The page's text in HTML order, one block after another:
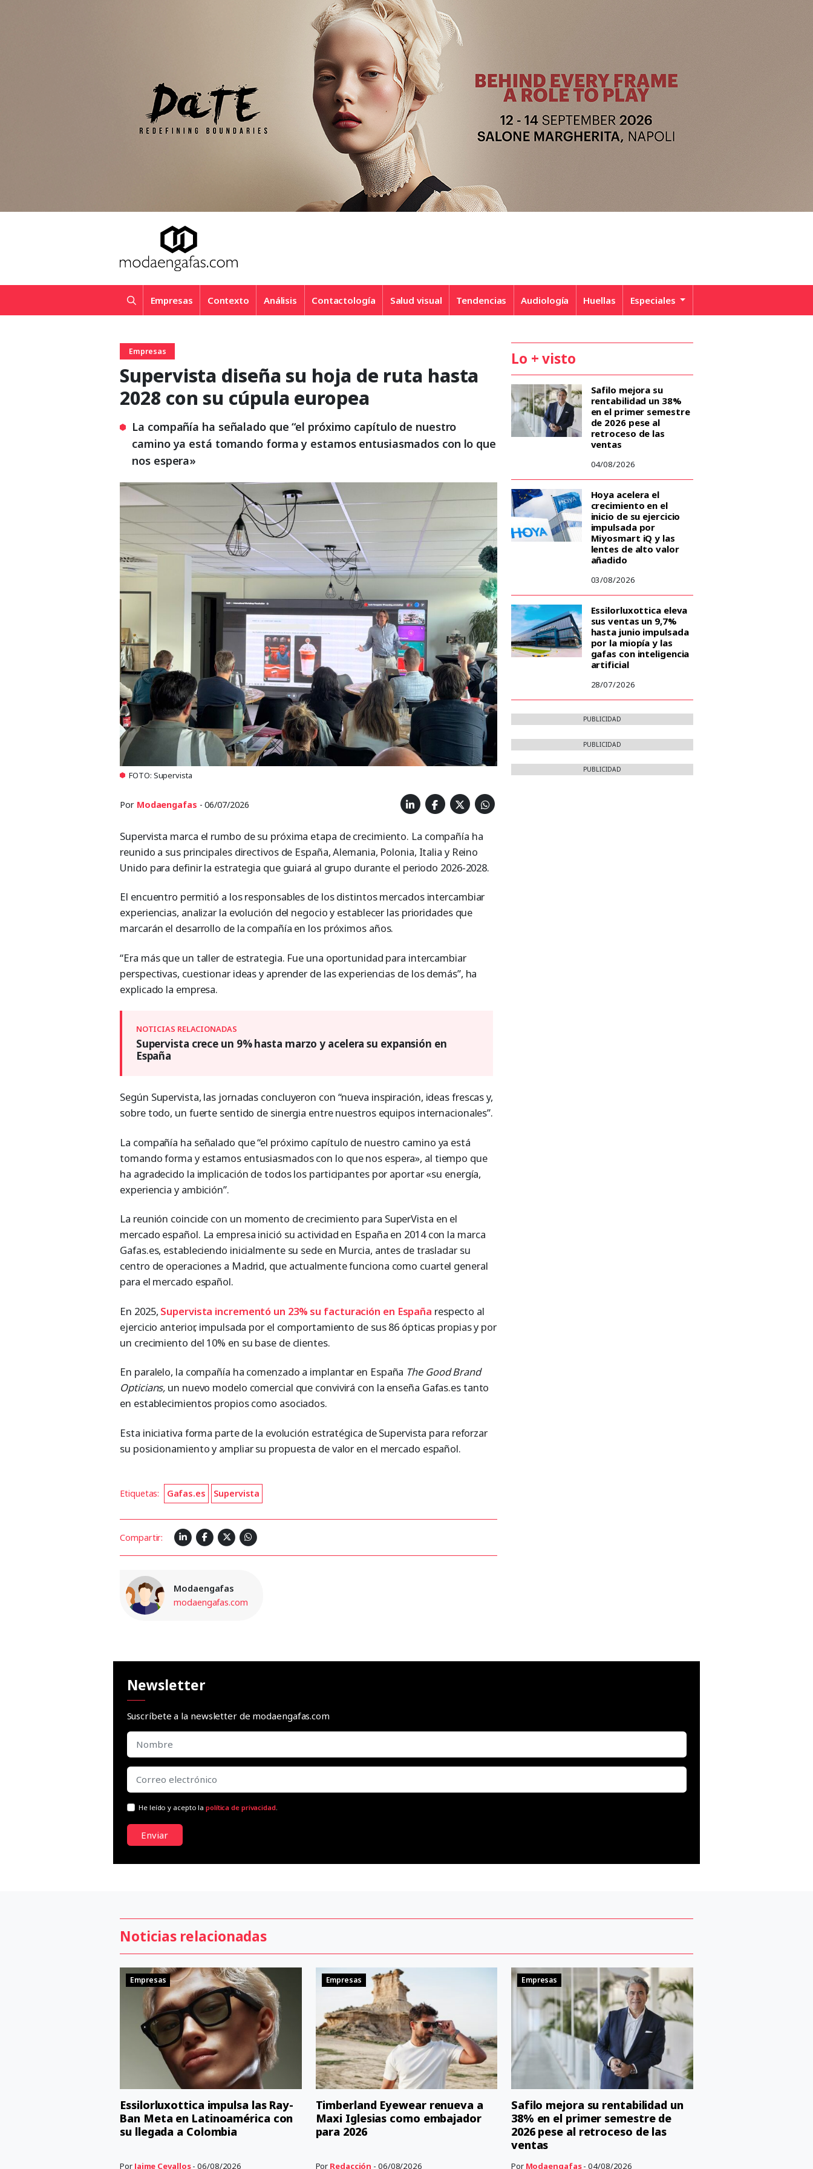
Empresas Contexto Análisis Contactología Salud visual Tendencias Audiología Huellas Especiales
Empresas
Supervista diseña su hoja de ruta hasta
2028 con su cúpula europea
La compañía ha señalado que “el próximo capítulo de nuestro
camino ya está tomando forma y estamos entusiasmados con lo que
nos espera»
FOTO: Supervista
Por Modaengafas - 06/07/2026
Supervista marca el rumbo de su próxima etapa de crecimiento. La compañía ha
reunido a sus principales directivos de España, Alemania, Polonia, Italia y Reino
Unido para definir la estrategia que guiará al grupo durante el periodo 2026-2028.
El encuentro permitió a los responsables de los distintos mercados intercambiar
experiencias, analizar la evolución del negocio y establecer las prioridades que
marcarán el desarrollo de la compañía en los próximos años.
“Era más que un taller de estrategia. Fue una oportunidad para intercambiar
perspectivas, cuestionar ideas y aprender de las experiencias de los demás”, ha
explicado la empresa.
Supervista crece un 9% hasta marzo y acelera su expansión en
España
Según Supervista, las jornadas concluyeron con “nueva inspiración, ideas frescas y,
sobre todo, un fuerte sentido de sinergia entre nuestros equipos internacionales”.
La compañía ha señalado que “el próximo capítulo de nuestro camino ya está
tomando forma y estamos entusiasmados con lo que nos espera», al tiempo que
ha agradecido la implicación de todos los participantes por aportar «su energía,
experiencia y ambición”.
La reunión coincide con un momento de crecimiento para SuperVista en el
mercado español. La empresa inició su actividad en España en 2014 con la marca
Gafas.es, estableciendo inicialmente su sede en Murcia, antes de trasladar su
centro de operaciones a Madrid, que actualmente funciona como cuartel general
para el mercado español.
En 2025, Supervista incrementó un 23% su facturación en España respecto al
ejercicio anterior, impulsada por el comportamiento de sus 86 ópticas propias y por
un crecimiento del 10% en su base de clientes.
En paralelo, la compañía ha comenzado a implantar en España The Good Brand
Opticians, un nuevo modelo comercial que convivirá con la enseña Gafas.es tanto
en establecimientos propios como asociados.
Esta iniciativa forma parte de la evolución estratégica de Supervista para reforzar
su posicionamiento y ampliar su propuesta de valor en el mercado español.
Etiquetas: Gafas.es Supervista
Compartir:
Modaengafas
modaengafas.com
Lo + visto
Safilo mejora su
rentabilidad un 38%
en el primer semestre
de 2026 pese al
retroceso de las
ventas
04/08/2026
Hoya acelera el
crecimiento en el
inicio de su ejercicio
impulsada por
Miyosmart iQ y las
lentes de alto valor
añadido
03/08/2026
Essilorluxottica eleva
sus ventas un 9,7%
hasta junio impulsada
por la miopía y las
gafas con inteligencia
artificial
28/07/2026
PUBLICIDAD
PUBLICIDAD
PUBLICIDAD
Newsletter
Suscríbete a la newsletter de modaengafas.com
He leído y acepto lapolítica de privacidad.
Enviar
Noticias relacionadas
Empresas
Essilorluxottica impulsa las Ray-
Ban Meta en Latinoamérica con
su llegada a Colombia
Por Jaime Cevallos- 06/08/2026
Empresas
Timberland Eyewear renueva a
Maxi Iglesias como embajador
para 2026
Por Redacción - 06/08/2026
Empresas
Safilo mejora su rentabilidad un
38% en el primer semestre de
2026 pese al retroceso de las
ventas
Por Modaengafas- 04/08/2026